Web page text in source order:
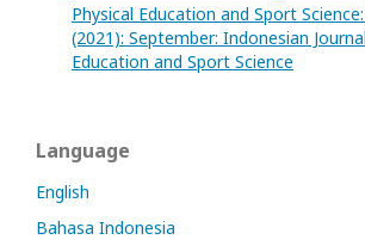
Physical Education and Sport
(2021): September: Indonesian
Education and Sport Science
Language
English
Bahasa Indonesia